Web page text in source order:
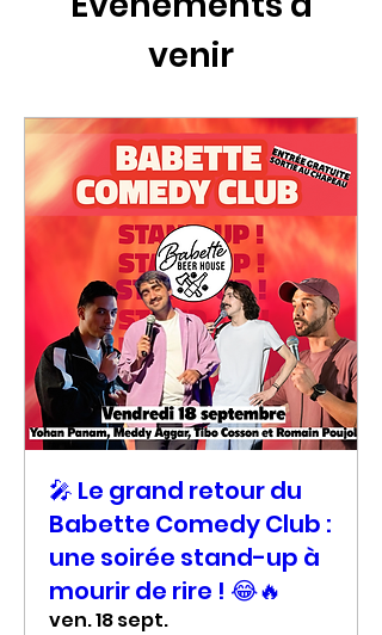
venir
🎤 Le grand retour du
Babette Comedy Club :
une soirée stand-up à
mourir de rire ! 😂🔥
ven. 18 sept.